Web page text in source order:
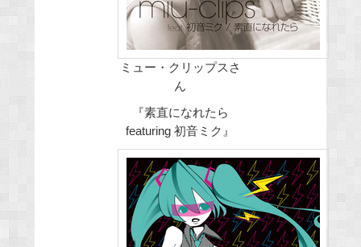
ミュー・クリップスさ
ん
『素直になれたら
featuring 初音ミク』